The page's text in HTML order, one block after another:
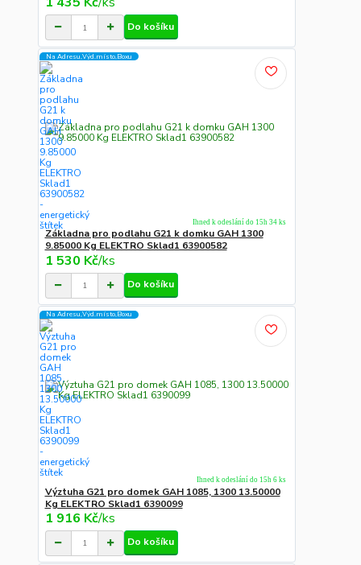
Do košíku
Na Adresu,Výd.místo,Boxu
Základna pro podlahu G21 k domku GAH 1300
9.85000 Kg ELEKTRO Sklad1 63900582
1 530 Kč/ks
Ihned k odeslání do 15h 34 ks
Do košíku
Na Adresu,Výd.místo,Boxu
Výztuha G21 pro domek GAH 1085, 1300 13.50000
Kg ELEKTRO Sklad1 6390099
1 916 Kč/ks
Ihned k odeslání do 15h 6 ks
Do košíku